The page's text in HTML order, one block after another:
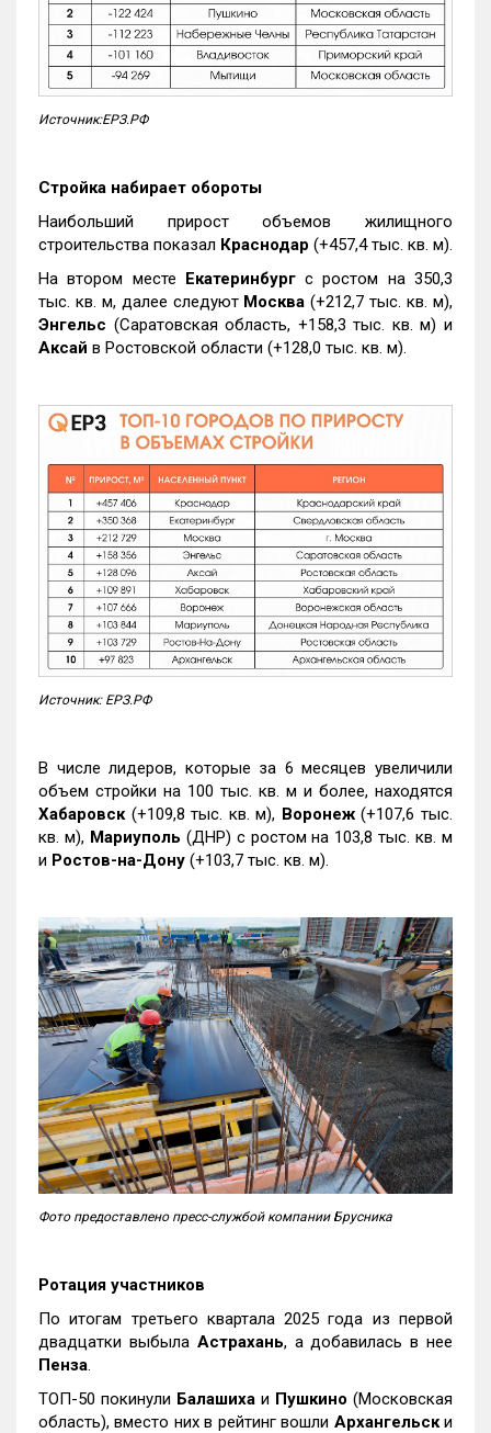
Источник:ЕРЗ.РФ
Стройка набирает обороты
Наибольший прирост объемов жилищного
строительства показал Краснодар (+457,4 тыс. кв. м).
На втором месте Екатеринбургс ростом на 350,3
тыс. кв. м, далее следуют Москва (+212,7 тыс. кв. м),
Энгельс (Саратовская область, +158,3 тыс. кв. м) и
Аксай в Ростовской области (+128,0 тыс. кв. м).
Источник: ЕРЗ.РФ
В числе лидеров, которые за 6 месяцев увеличили
объем стройки на 100 тыс. кв. м и более, находятся
Хабаровск (+109,8 тыс. кв. м), Воронеж(+107,6 тыс.
кв. м), Мариуполь (ДНР) с ростом на 103,8 тыс. кв. м
и Ростов-на-Дону (+103,7 тыс. кв. м).
Фото предоставлено пресс-службой компании Брусника
Ротация участников
По итогам третьего квартала 2025 года из первой
двадцатки выбыла Астрахань, а добавилась в нее
Пенза.
ТОП-50 покинули Балашиха и Пушкино (Московская
область), вместо них в рейтинг вошли Архангельски